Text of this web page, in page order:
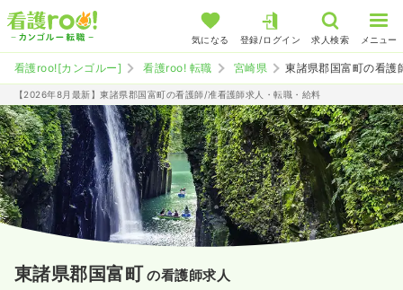
気になる 登録/ログイン 求人検索 メニュー
看護roo![カンゴルー] 看護roo! 転職 宮崎県 東諸県郡国富町の看護
【2026年8月最新】東諸県郡国富町の看護師/准看護師求人・転職・給料
東諸県郡国富町 の看護師求人